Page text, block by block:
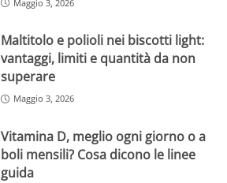
Maggio 3, 2026
Maltitolo e polioli nei biscotti light:
vantaggi, limiti e quantità da non
superare
Maggio 3, 2026
Vitamina D, meglio ogni giorno o a
boli mensili? Cosa dicono le linee
guida